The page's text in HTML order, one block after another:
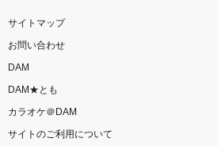
サイトマップ
お問い合わせ
DAM
DAM★とも
カラオケ＠DAM
サイトのご利用について